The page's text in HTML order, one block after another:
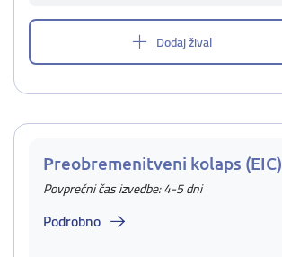
Dodaj žival
Preobremenitveni kolaps (EIC)
Povprečni čas izvedbe: 4-5 dni
Podrobno